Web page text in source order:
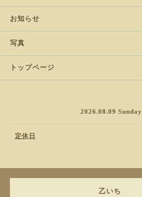
お知らせ
写真
トップページ
2026.08.09 Sunday
定休日
乙いち